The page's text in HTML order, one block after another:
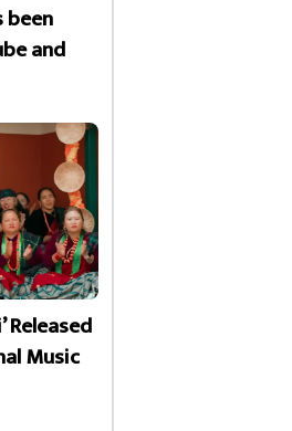
been
and
Released
Music